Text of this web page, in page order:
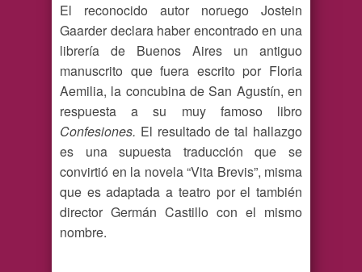
El reconocido autor noruego Jostein
Gaarder declara haber encontrado en una
librería de Buenos Aires un antiguo
manuscrito que fuera escrito por Floria
Aemilia, la concubina de San Agustín, en
respuesta a su muy famoso libro
Confesiones. El resultado de tal hallazgo
es una supuesta traducción que se
convirtió en la novela “Vita Brevis”, misma
que es adaptada a teatro por el también
director Germán Castillo con el mismo
nombre.